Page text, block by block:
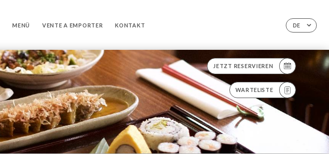
DE
MENÜ VENTE A EMPORTER KONTAKT
JETZT RESERVIEREN
WARTELISTE